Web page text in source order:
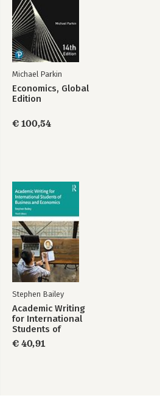
Michael Parkin
Economics, Global
Edition
€ 100,54
Stephen Bailey
Academic Writing
for International
Students of
Business and
Economics
€ 40,91